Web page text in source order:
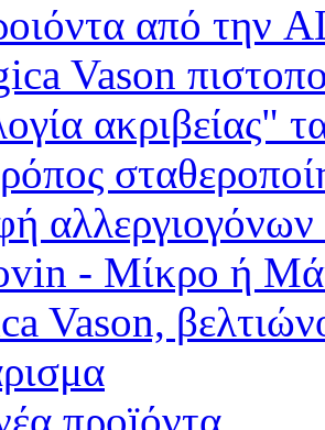
από
Vason
ακριβείας"
αλλεργιογόνων
- Μίκρο ή
Vason,